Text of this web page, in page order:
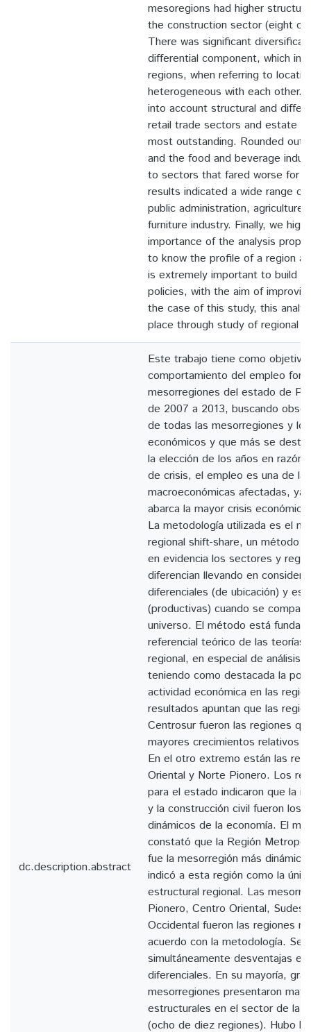
mesoregions had higher
the construction sector (eight
There was significant
differential component, which
regions, when referring to
heterogeneous with each other.
into account structural and
retail trade sectors and estate
most outstanding. Rounded out
and the food and beverage
to sectors that fared worse for
results indicated a wide range of
public administration, agriculture
furniture industry. Finally, we
importance of the analysis
to know the profile of a region
is extremely important to build
policies, with the aim of
the case of this study, this
place through study of regional
dc.description.abstract
Este trabajo tiene como objetivo
comportamiento del empleo
mesorregiones del estado de
de 2007 a 2013, buscando
de todas las mesorregiones y
económicos y que más se
la elección de los años en razón
de crisis, el empleo es una de
macroeconómicas afectadas, ya
abarca la mayor crisis
La metodología utilizada es el
regional shift-share, un método
en evidencia los sectores y
diferencian llevando en
diferenciales (de ubicación) y
(productivas) cuando se
universo. El método está
referencial teórico de las teorías
regional, en especial de análisis
teniendo como destacada la
actividad económica en las
resultados apuntan que las
Centrosur fueron las regiones
mayores crecimientos relativos
En el otro extremo están las
Oriental y Norte Pionero. Los
para el estado indicaron que la
y la construcción civil fueron los
dinámicos de la economía. El
constató que la Región
fue la mesorregión más
indicó a esta región como la
estructural regional. Las
Pionero, Centro Oriental,
Occidental fueron las regiones
acuerdo con la metodología. Se
simultáneamente desventajas
diferenciales. En su mayoría,
mesorregiones presentaron
estructurales en el sector de la
(ocho de diez regiones). Hubo